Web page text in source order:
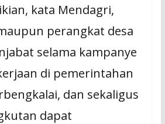
kata Mendagri,
perangkat desa
selama kampanye
di pemerintahan
dan sekaligus
dapat